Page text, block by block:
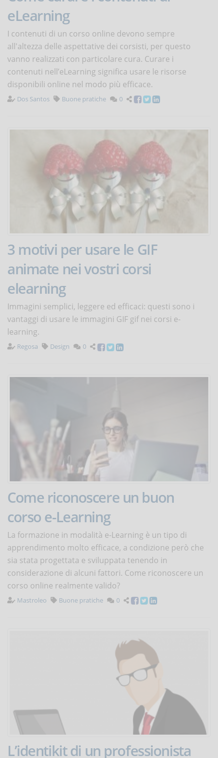
eLearning
I contenuti di un corso online devono sempre
all'altezza delle aspettative dei corsisti, per questo
vanno realizzati con particolare cura. Curare i
contenuti nell’eLearning significa usare le risorse
disponibili online nel modo più efficace.
Dos Santos Buone pratiche 0
3 motivi per usare le GIF
animate nei vostri corsi
elearning
Immagini semplici, leggere ed efficaci: questi sono i
vantaggi di usare le immagini GIF gif nei corsi e-
learning.
Regosa Design 0
Come riconoscere un buon
corso e-Learning
La formazione in modalità e-Learning è un tipo di
apprendimento molto efficace, a condizione però che
sia stata progettata e sviluppata tenendo in
considerazione di alcuni fattori. Come riconoscere un
corso online realmente valido?
Mastroleo Buone pratiche 0
L’identikit di un professionista